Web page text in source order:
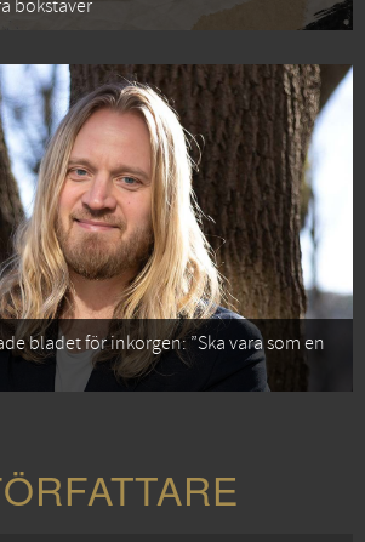
bokstäver
bladet för inkorgen: ”Ska vara som en